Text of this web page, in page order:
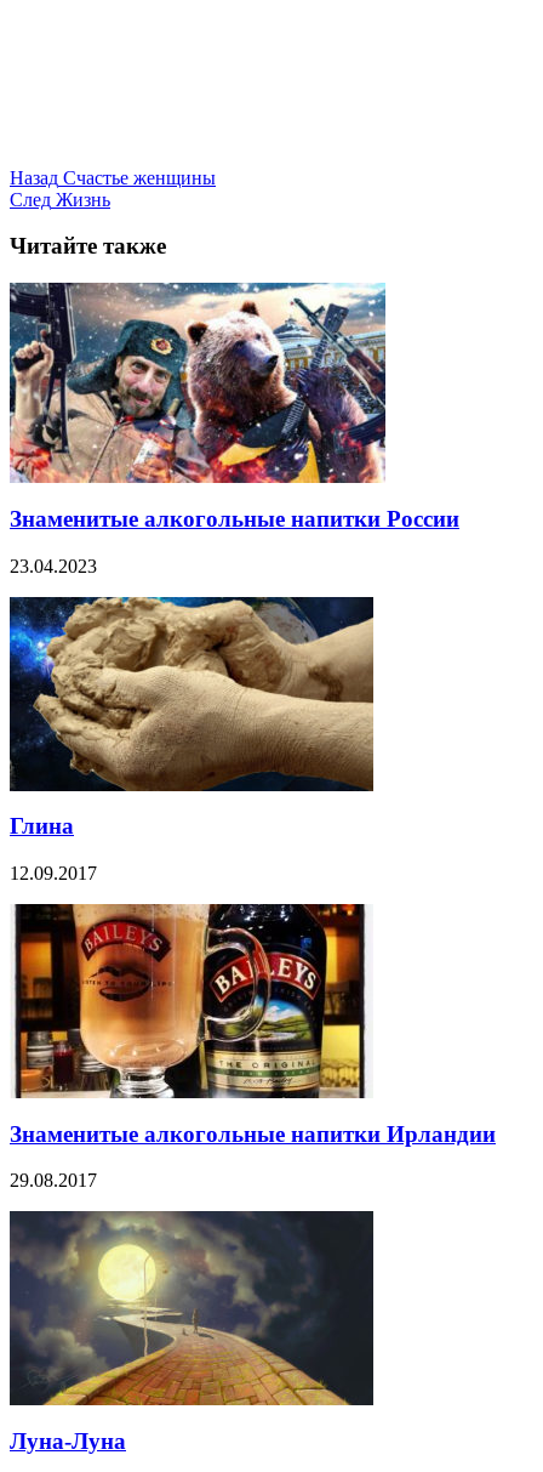
Назад Счастье женщины
След Жизнь
Читайте также
Знаменитые алкогольные напитки России
23.04.2023
Глина
12.09.2017
Знаменитые алкогольные напитки Ирландии
29.08.2017
Луна-Луна